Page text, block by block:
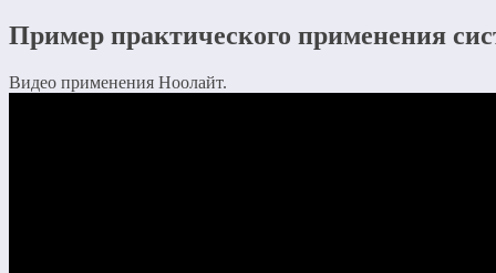
Пример практического применения
Видео применения Ноолайт.